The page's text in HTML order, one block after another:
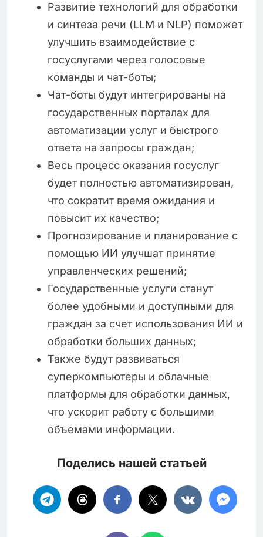
Развитие технологий для обработки
и синтеза речи (LLM и NLP) поможет
улучшить взаимодействие с
госуслугами через голосовые
команды и чат-боты;
Чат-боты будут интегрированы на
государственных порталах для
автоматизации услуг и быстрого
ответа на запросы граждан;
Весь процесс оказания госуслуг
будет полностью автоматизирован,
что сократит время ожидания и
повысит их качество;
Прогнозирование и планирование с
помощью ИИ улучшат принятие
управленческих решений;
Государственные услуги станут
более удобными и доступными для
граждан за счет использования ИИ и
обработки больших данных;
Также будут развиваться
суперкомпьютеры и облачные
платформы для обработки данных,
что ускорит работу с большими
объемами информации.
Поделись нашей статьей